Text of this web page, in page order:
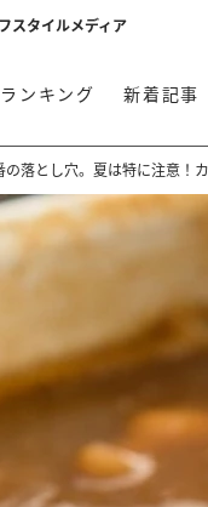
スタイルメディア
ランキング 新着記事
の落とし穴。夏は特に注意！